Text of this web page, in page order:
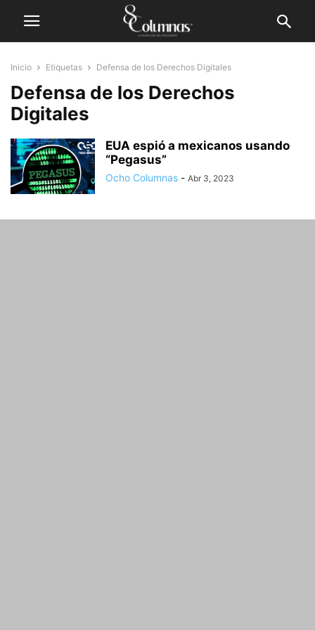
Inicio Etiquetas Defensa de los Derechos Digitales
Defensa de los Derechos
Digitales
EUA espió a mexicanos usando
“Pegasus”
Ocho Columnas - Abr 3, 2023